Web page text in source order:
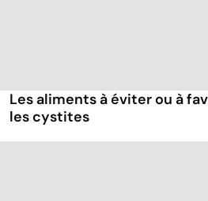
Les aliments à éviter ou à
les cystites